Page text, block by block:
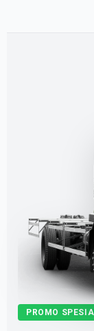
PROMO